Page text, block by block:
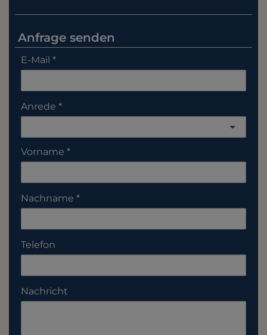
Anfrage senden
E-Mail
Anrede
Vorname
Nachname
Telefon
Nachricht